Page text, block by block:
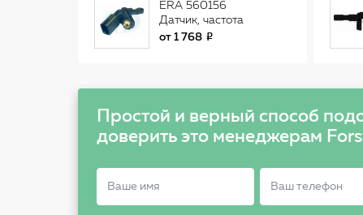
ERA 560156
Датчик, частота
вращения колеса
от 1 768
Простой и верный способ
доверить это менеджерам